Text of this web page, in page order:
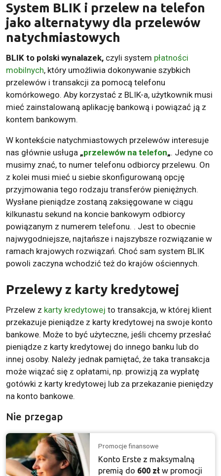
System BLIK i przelew na telefon
jako alternatywy dla przelewów
natychmiastowych
BLIK to polski wynalazek, czyli system płatności
mobilnych, który umożliwia dokonywanie szybkich
przelewów i transakcji za pomocą telefonu
komórkowego. Aby korzystać z BLIK-a, użytkownik musi
mieć zainstalowaną aplikację bankową i powiązać ją z
kontem bankowym.
W kontekście natychmiastowych przelewów interesuje
nas głównie usługa „przelewów na telefon„. Jedyne co
musimy znać, to numer telefonu odbiorcy przelewu. On
z kolei musi mieć u siebie skonfigurowaną opcję
przyjmowania tego rodzaju transferów pieniężnych.
Wysłane pieniądze zostaną zaksięgowane w ciągu
kilkunastu sekund na koncie bankowym odbiorcy
powiązanym z numerem telefonu. . Jest to obecnie
najwygodniejsze, najtańsze i najszybsze rozwiązanie w
ramach krajowych rozwiązań. Choć sam system BLIK
powoli zaczyna wchodzić też do krajów ościennych.
Przelewy z karty kredytowej
Przelew z karty kredytowej to transakcja, w której klient
przekazuje pieniądze z karty kredytowej na swoje konto
bankowe. Może to być użyteczne, jeśli chcemy przesłać
pieniądze z karty kredytowej do innego banku lub do
innej osoby. Należy jednak pamiętać, że taka transakcja
może wiązać się z opłatami, np. prowizją za wypłatę
gotówki z karty kredytowej lub za przekazanie pieniędzy
na konto bankowe.
Nie przegap
Promocje finansowe
Konto Erste z maksymalną
premią do 600 zł w promocji